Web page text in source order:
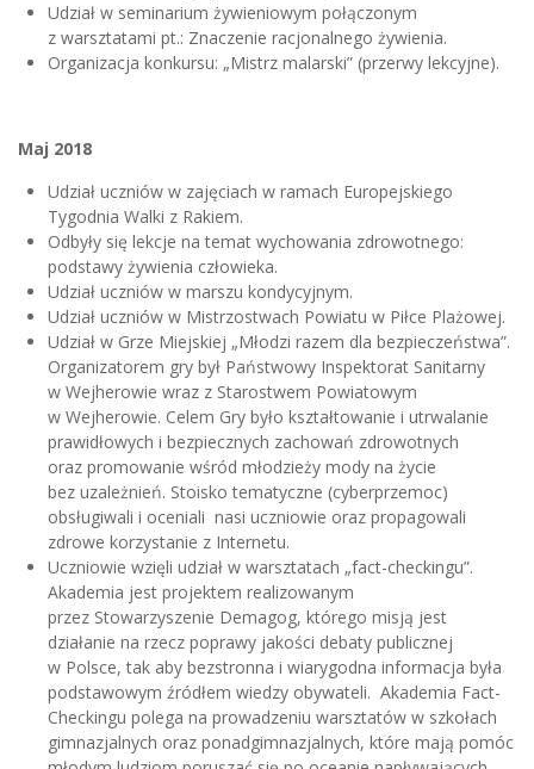
Udział w seminarium żywieniowym połączonym
z warsztatami pt.: Znaczenie racjonalnego żywienia.
Organizacja konkursu: „Mistrz malarski” (przerwy lekcyjne).
Maj 2018
Udział uczniów w zajęciach w ramach Europejskiego
Tygodnia Walki z Rakiem.
Odbyły się lekcje na temat wychowania zdrowotnego:
podstawy żywienia człowieka.
Udział uczniów w marszu kondycyjnym.
Udział uczniów w Mistrzostwach Powiatu w Piłce Plażowej.
Udział w Grze Miejskiej „Młodzi razem dla bezpieczeństwa”.
Organizatorem gry był Państwowy Inspektorat Sanitarny
w Wejherowie wraz z Starostwem Powiatowym
w Wejherowie. Celem Gry było kształtowanie i utrwalanie
prawidłowych i bezpiecznych zachowań zdrowotnych
oraz promowanie wśród młodzieży mody na życie
bez uzależnień. Stoisko tematyczne (cyberprzemoc)
obsługiwali i oceniali nasi uczniowie oraz propagowali
zdrowe korzystanie z Internetu.
Uczniowie wzięli udział w warsztatach „fact-checkingu”.
Akademia jest projektem realizowanym
przez Stowarzyszenie Demagog, którego misją jest
działanie na rzecz poprawy jakości debaty publicznej
w Polsce, tak aby bezstronna i wiarygodna informacja była
podstawowym źródłem wiedzy obywateli. Akademia Fact-
Checkingu polega na prowadzeniu warsztatów w szkołach
gimnazjalnych oraz ponadgimnazjalnych, które mają pomóc